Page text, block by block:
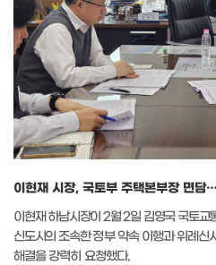
이현재 시장, 국토부 주택본부장 면담
이현재 하남시장이 2월2일 김영국 국토교
신도시의 조속한 정부 약속 이행과 위례신
해결을 강력히 요청했다.